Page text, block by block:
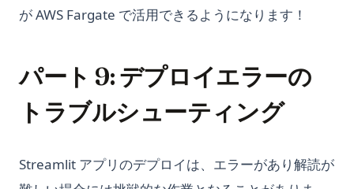
が AWS Fargate で活用できるようになります！
パート 9: デプロイエラーの
トラブルシューティング
Streamlit アプリのデプロイは、エラーがあり解読が